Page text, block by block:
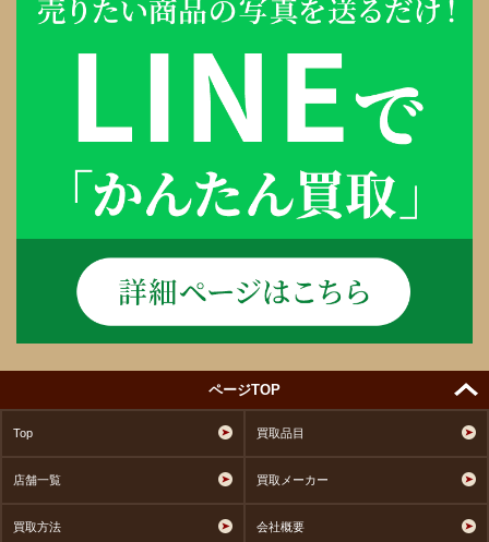
ページTOP
Top 買取品目
店舗一覧 買取メーカー
買取方法 会社概要